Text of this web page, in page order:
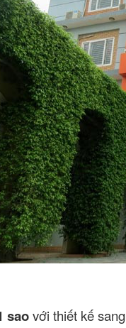
saovới thiết kế